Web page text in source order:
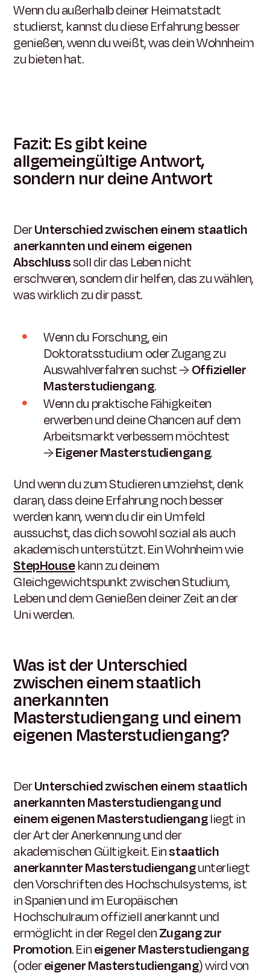
Wenn du außerhalb deiner Heimatstadt
studierst, kannst du diese Erfahrung besser
genießen, wenn du weißt, was dein Wohnheim
zu bieten hat.
Fazit: Es gibt keine
allgemeingültige Antwort,
sondern nur deine Antwort
DerUnterschied zwischen einem staatlich
anerkannten und einem eigenen
Abschlusssoll dir das Leben nicht
erschweren, sondern dir helfen, das zu wählen,
was wirklich zu dir passt.
Wenn du Forschung, ein
Doktoratsstudium oder Zugang zu
Auswahlverfahren suchst →Offizieller
Masterstudiengang.
Wenn du praktische Fähigkeiten
erwerben und deine Chancen auf dem
Arbeitsmarkt verbessern möchtest
→Eigener Masterstudiengang.
Und wenn du zum Studieren umziehst, denk
daran, dass deine Erfahrung noch besser
werden kann, wenn du dir ein Umfeld
aussuchst, das dich sowohl sozial als auch
akademisch unterstützt. Ein Wohnheim wie
StepHousekann zu deinem
Gleichgewichtspunkt zwischen Studium,
Leben und dem Genießen deiner Zeit an der
Uni werden.
Was ist der Unterschied
zwischen einem staatlich
anerkannten
Masterstudiengang und einem
eigenen Masterstudiengang?
DerUnterschied zwischen einem staatlich
anerkannten Masterstudiengang und
einem eigenen Masterstudiengangliegt in
der Art der Anerkennung und der
akademischen Gültigkeit. Einstaatlich
anerkannter Masterstudiengangunterliegt
den Vorschriften des Hochschulsystems, ist
in Spanien und im Europäischen
Hochschulraum offiziell anerkannt und
ermöglicht in der Regel denZugang zur
Promotion. Eineigener Masterstudiengang
(odereigener Masterstudiengang) wird von